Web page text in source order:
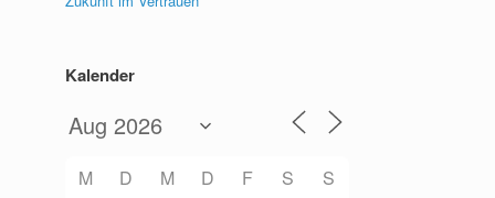
Kalender
M D M D F S
S